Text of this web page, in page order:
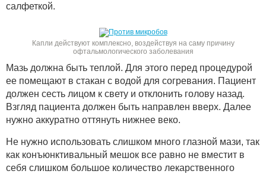
салфеткой.
Капли действуют комплексно, воздействуя на саму причину
офтальмологического заболевания
Мазь должна быть теплой. Для этого перед процедурой
ее помещают в стакан с водой для согревания. Пациент
должен сесть лицом к свету и отклонить голову назад.
Взгляд пациента должен быть направлен вверх. Далее
нужно аккуратно оттянуть нижнее веко.
Не нужно использовать слишком много глазной мази, так
как конъюнктивальный мешок все равно не вместит в
себя слишком большое количество лекарственного